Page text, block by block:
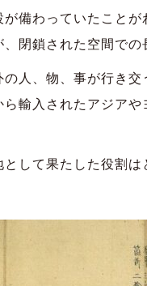
備わっていたこと
閉鎖された空間で
人、物、事が行き
輸入されたアジア
して果たした役割は